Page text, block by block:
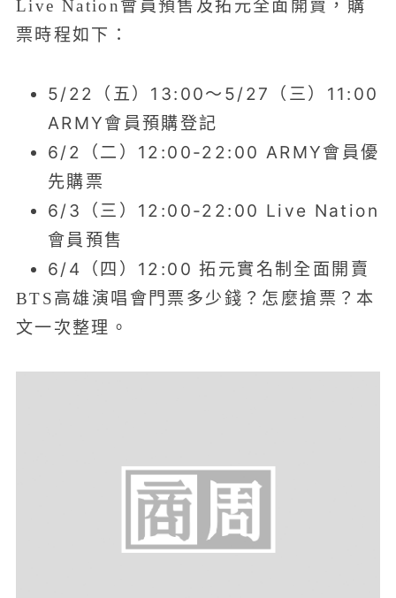
Live Nation會員預售及拓元全面開賣，購
票時程如下：
5/22（五）13:00～5/27（三）11:00
ARMY會員預購登記
6/2（二）12:00-22:00 ARMY會員優
先購票
6/3（三）12:00-22:00 Live Nation
會員預售
6/4（四）12:00拓元實名制全面開賣
BTS高雄演唱會門票多少錢？怎麼搶票？本
文一次整理。